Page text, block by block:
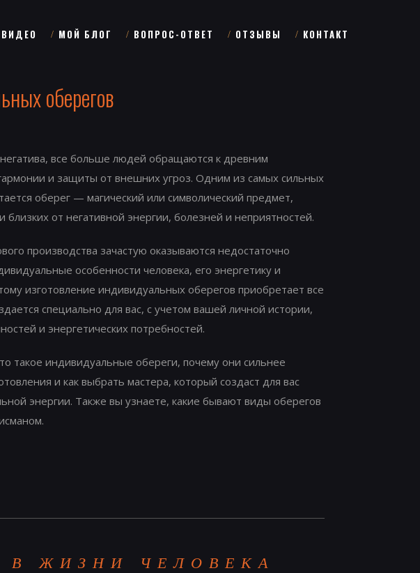
ВИДЕО МОЙ БЛОГ ВОПРОС-ОТВЕТ ОТЗЫВЫ КОНТАКТ
оберегов
все больше людей обращаются к древним
и защиты от внешних угроз. Одним из самых сильных
оберег — магический или символический предмет,
от негативной энергии, болезней и неприятностей.
производства зачастую оказываются недостаточно
особенности человека, его энергетику и
изготовление индивидуальных оберегов приобретает все
специально для вас, с учетом вашей личной истории,
и энергетических потребностей.
такое индивидуальные обереги, почему они сильнее
и как выбрать мастера, который создаст для вас
энергии. Также вы узнаете, какие бывают виды оберегов
В ЖИЗНИ ЧЕЛОВЕКА